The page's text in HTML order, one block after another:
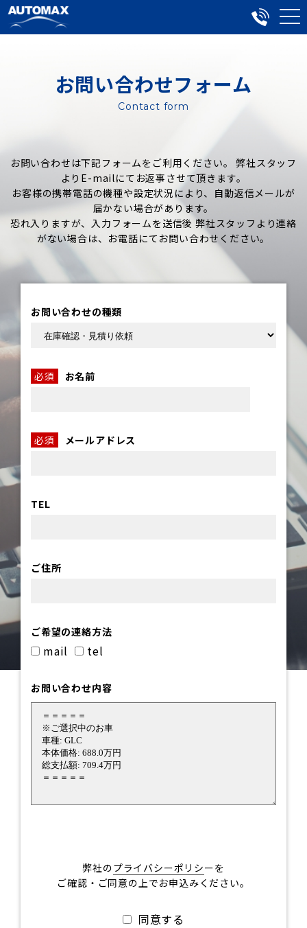
お問い合わせフォーム
Contact form
お問い合わせは下記フォームをご利用ください。 弊社スタッフ
よりE-mailにてお返事させて頂きます。
お客様の携帯電話の機種や設定状況により、自動返信メールが
届かない場合があります。
恐れ入りますが、入力フォームを送信後 弊社スタッフより連絡
がない場合は、お電話にてお問い合わせください。
お問い合わせの種類
必須 お名前
必須 メールアドレス
TEL
ご住所
ご希望の連絡方法
mail tel
お問い合わせ内容
弊社のプライバシーポリシーを
ご確認・ご同意の上でお申込みください。
同意する